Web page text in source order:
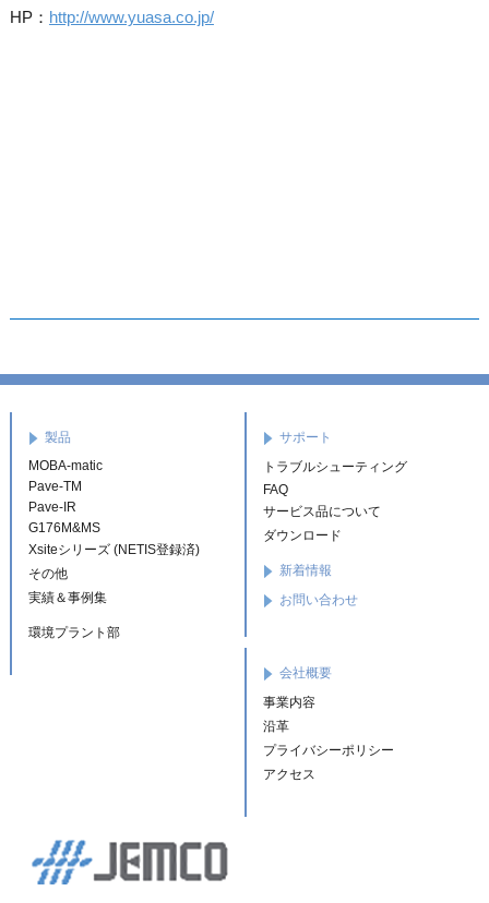
HP： http://www.yuasa.co.jp/
製品
MOBA-matic
Pave-TM
Pave-IR
G176M&MS
Xsiteシリーズ (NETIS登録済)
その他
実績＆事例集
環境プラント部
サポート
トラブルシューティング
FAQ
サービス品について
ダウンロード
新着情報
お問い合わせ
会社概要
事業内容
沿革
プライバシーポリシー
アクセス